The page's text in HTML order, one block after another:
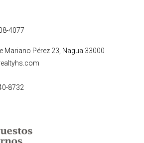
4077
Mariano Pérez 23, Nagua 33000
8732